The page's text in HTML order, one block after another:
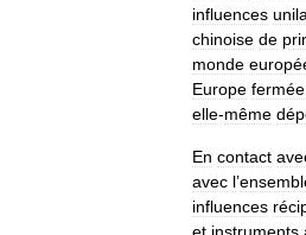
influences
chinoise de
monde
Europe fermée
elle-même
En contact
avec l’
influences